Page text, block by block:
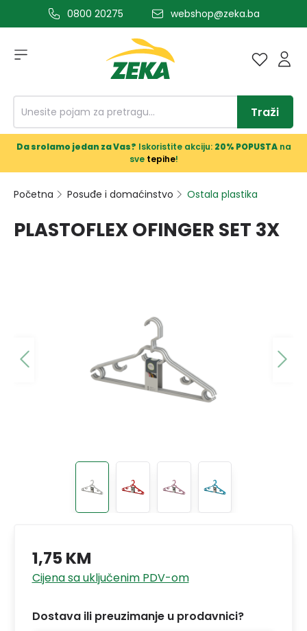
glavni sadržaj0800 20275 webshop@zeka.ba
Traži
Da srolamo jedan za Vas? Iskoristite akciju: 20% POPUSTAna
sve tepihe!
Početna Posuđe i domaćinstvo Ostala plastika
PLASTOFLEX OFINGER SET 3X
1,75 KM
Cijena sa uključenim PDV-om
Dostava ili preuzimanje u prodavnici?